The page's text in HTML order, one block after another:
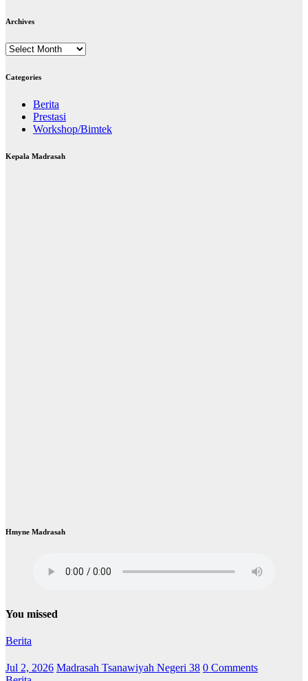
Archives
Archives
Categories
Berita
Prestasi
Workshop/Bimtek
Kepala Madrasah
Hmyne Madrasah
You missed
Berita
Jul 2, 2026 Madrasah Tsanawiyah Negeri 38 0 Comments